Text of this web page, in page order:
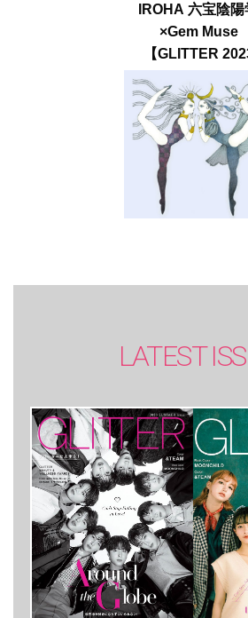
IROHA 六宝陰陽
×Gem Muse
【GLITTER
SUMMER issue
LATEST